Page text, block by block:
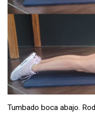
Tumbado boca abajo.